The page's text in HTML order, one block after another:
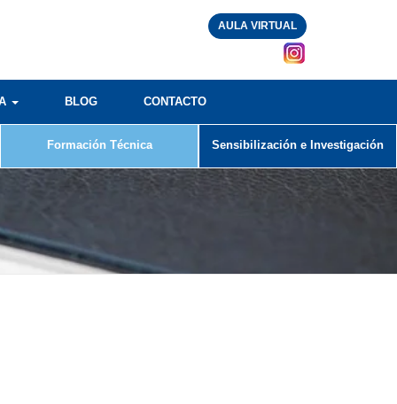
AULA VIRTUAL
BLOG CONTACTO
Formación Técnica Sensibilización e Investigación